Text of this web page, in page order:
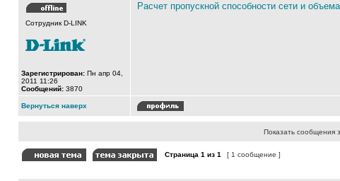
Сотрудник D-LINK
Зарегистрирован: Пн апр 04,
2011 11:26
Сообщений: 3870
Расчет пропускной способности сети и
Вернуться наверх
Показать сообщения
Страница 1 из 1 [ 1 сообщение ]